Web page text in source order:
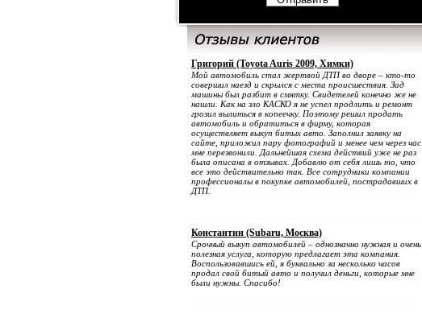
Григорий (Toyota Auris 2009, Химки)
Мой автомобиль стал жертвой ДТП во дворе – кто-то
совершил наезд и скрылся с места происшествия. Зад
машины был разбит в смятку. Свидетелей конечно же не
нашли. Как на зло КАСКО я не успел продлить и ремонт
грозил вылиться в копеечку. Поэтому решил продать
автомобиль и обратиться в фирму, которая
осуществляет выкуп битых авто. Заполнил заявку на
сайте, приложил пару фотографий и менее чем через час
мне перезвонили. Дальнейшая схема действий уже не раз
была описана в отзывах. Добавлю от себя лишь то, что
все это действительно так. Все сотрудники компании
профессионалы в покупке автомобилей, пострадавших в
ДТП.
Константин (Subaru, Москва)
Срочный выкуп автомобилей – однозначно нужная и очень
полезная услуга, которую предлагает эта компания.
Воспользовавшись ей, я буквально за несколько часов
продал свой битый авто и получил деньги, которые мне
были нужны. Спасибо!